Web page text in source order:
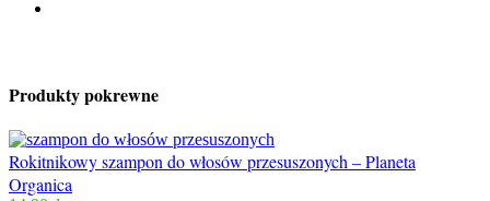
Produkty pokrewne
Rokitnikowy szampon do włosów przesuszonych – Planeta
Organica